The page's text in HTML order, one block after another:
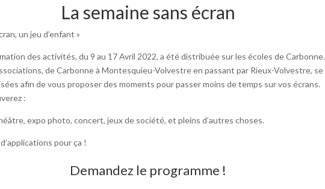
La semaine sans écran
un jeu d’enfant »
des activités, du 9 au 17 Avril 2022, a été distribuée sur les écoles de Carbonne.
de Carbonne à Montesquieu-Volvestre en passant par Rieux-Volvestre, se
afin de vous proposer des moments pour passer moins de temps sur vos écrans.
:
expo photo, concert, jeux de société, et pleins d’autres choses.
pour ça !
Demandez le programme !